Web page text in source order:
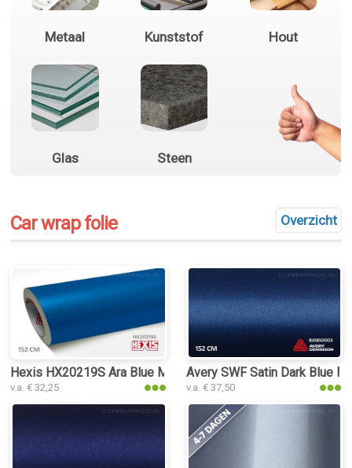
Metaal Kunststof Hout
Glas Steen
Overzicht
Car wrap folie
Hexis HX20219S Ara Blue Metallic Satin car wrap folie
v.a. € 32,25
Avery SWF Satin Dark Blue
v.a. € 37,50